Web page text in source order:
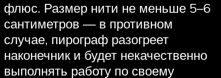
флюс. Размер нити не меньше 5–6
сантиметров — в противном
случае, пирограф разогреет
наконечник и будет некачественно
выполнять работу по своему